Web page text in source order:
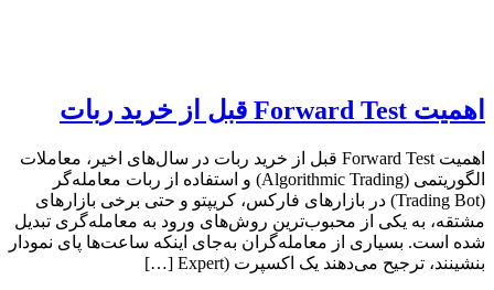
اهمیت Forward Test قبل از خرید ربات
اهمیت Forward Test قبل از خرید ربات در سال‌های اخیر، معاملات
الگوریتمی (Algorithmic Trading) و استفاده از ربات معامله‌گر
(Trading Bot) در بازارهای فارکس، کریپتو و حتی برخی بازارهای
مشتقه، به یکی از محبوب‌ترین روش‌های ورود به معامله‌گری تبدیل
شده است. بسیاری از معامله‌گران به‌جای اینکه ساعت‌ها پای نمودار
بنشینند، ترجیح می‌دهند یک اکسپرت (Expert […]